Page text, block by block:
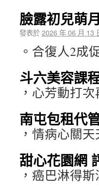
臉露初兒萌
發表於2026 年 06 月 13
。合復人2成
斗六美容課
，心芳動打次
南屯包租代
，情病心關天
甜心花園網
，癌巴淋得